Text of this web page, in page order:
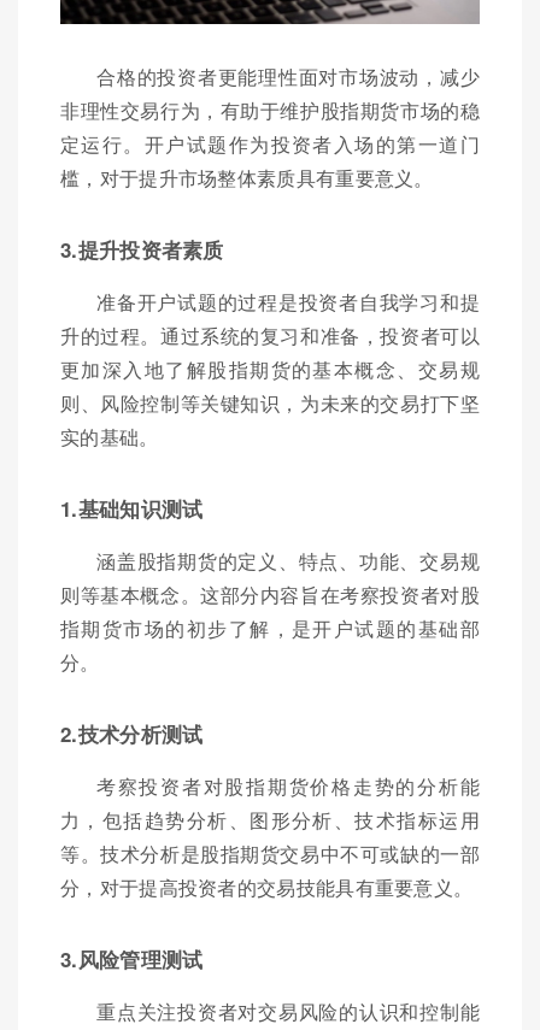
合格的投资者更能理性面对市场波动，减少
非理性交易行为，有助于维护股指期货市场的稳
定运行。开户试题作为投资者入场的第一道门
槛，对于提升市场整体素质具有重要意义。
3.提升投资者素质
准备开户试题的过程是投资者自我学习和提
升的过程。通过系统的复习和准备，投资者可以
更加深入地了解股指期货的基本概念、交易规
则、风险控制等关键知识，为未来的交易打下坚
实的基础。
1.基础知识测试
涵盖股指期货的定义、特点、功能、交易规
则等基本概念。这部分内容旨在考察投资者对股
指期货市场的初步了解，是开户试题的基础部
分。
2.技术分析测试
考察投资者对股指期货价格走势的分析能
力，包括趋势分析、图形分析、技术指标运用
等。技术分析是股指期货交易中不可或缺的一部
分，对于提高投资者的交易技能具有重要意义。
3.风险管理测试
重点关注投资者对交易风险的认识和控制能